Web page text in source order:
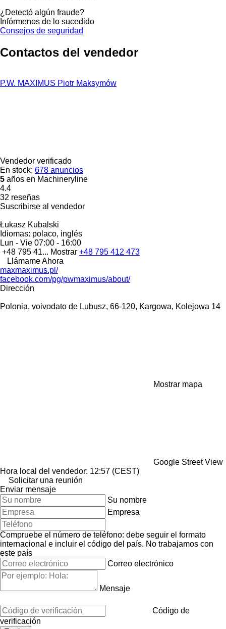
¿Detectó algún fraude?
Infórmenos de lo sucedido
Consejos de seguridad
Contactos del vendedor
P.W. MAXIMUS Piotr Maksymów
Vendedor verificado
En stock: 678 anuncios
5 años en Machineryline
4.4
32 reseñas
Suscribirse al vendedor
Łukasz Kubalski
Idiomas: polaco, inglés
Lun - Vie 07:00 - 16:00
+48 795 41... Mostrar +48 795 412 473
Llámame Ahora
maxmaximus.pl/
facebook.com/pg/pwmaximus/about/
Dirección
Polonia, voivodato de Lubusz, 66-120, Kargowa, Kolejowa 14
Mostrar mapa
Google Street View
Hora local del vendedor: 12:57 (CEST)
Solicitar una reunión
Enviar mensaje
Su nombre
Empresa
Compruebe el número de teléfono: debe seguir el formato
internacional e incluir el código del país. No trabajamos con
este país
Correo electrónico
Mensaje
Código de
verificación